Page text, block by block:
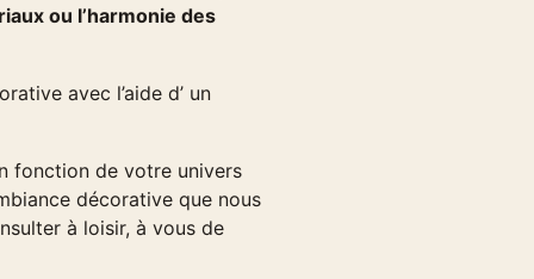
ou l’harmonie des
avec l’aide d’ un
fonction de votre univers
décorative que nous
à loisir, à vous de